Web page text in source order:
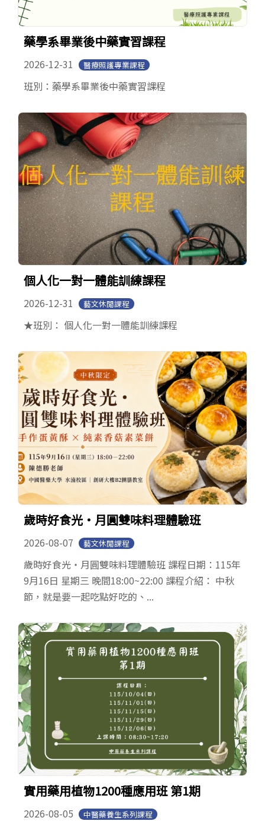
藥學系畢業後中藥實習課程
2026-12-31 醫療照護專業課程
班別：藥學系畢業後中藥實習課程
個人化一對一體能訓練課程
2026-12-31 藝文休閒課程
★班別： 個人化一對一體能訓練課程
歲時好食光‧月圓雙味料理體驗班
2026-08-07 藝文休閒課程
歲時好食光‧月圓雙味料理體驗班 課程日期：115年
9月16日 星期三 晚間18:00~22:00 課程介紹： 中秋
節，就是要一起吃點好吃的、...
實用藥用植物1200種應用班 第1期
2026-08-05 中醫藥養生系列課程